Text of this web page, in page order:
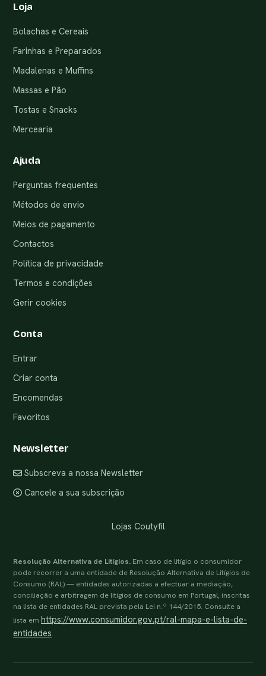
Loja
Bolachas e Cereais
Farinhas e Preparados
Madalenas e Muffins
Massas e Pão
Tostas e Snacks
Mercearia
Ajuda
Perguntas frequentes
Métodos de envio
Meios de pagamento
Contactos
Política de privacidade
Termos e condições
Gerir cookies
Conta
Entrar
Criar conta
Encomendas
Favoritos
Newsletter
Subscreva a nossa Newsletter
Cancele a sua subscrição
Lojas Coutyfil
Resolução Alternativa de Litígios. Em caso de litígio o consumidor
pode recorrer a uma entidade de Resolução Alternativa de Litígios de
Consumo (RAL) — entidades autorizadas a efectuar a mediação,
conciliação e arbitragem de litígios de consumo em Portugal, inscritas
na lista de entidades RAL prevista pela Lei n.º 144/2015. Consulte a
lista em https://www.consumidor.gov.pt/ral-mapa-e-lista-de-
entidades.